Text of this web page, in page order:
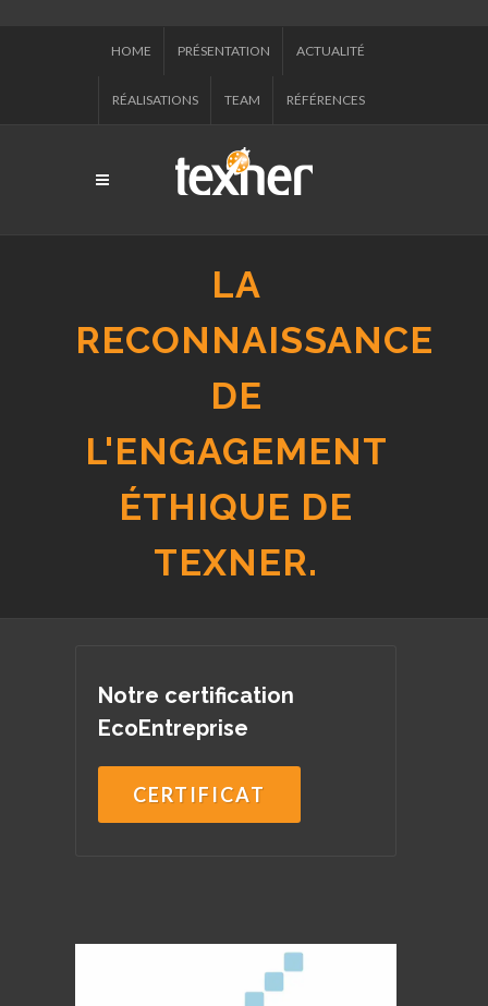
HOME PRÉSENTATION ACTUALITÉ
RÉALISATIONS TEAM RÉFÉRENCES
LA
RECONNAISSANCE
DE
L'ENGAGEMENT
ÉTHIQUE DE
TEXNER.
Notre certification
EcoEntreprise
CERTIFICAT